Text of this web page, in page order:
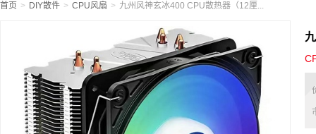
首页 DIY散件 CPU风扇 九州风神玄冰400 CPU散热器（12厘...